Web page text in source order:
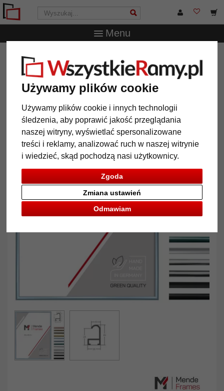
Używamy plików cookie
Używamy plików cookie i innych technologii
śledzenia, aby poprawić jakość przeglądania
naszej witryny, wyświetlać spersonalizowane
treści i reklamy, analizować ruch w naszej witrynie
i wiedzieć, skąd pochodzą nasi użytkownicy.
Zgoda
Odmawiam
Zmiana ustawień
Menu
WszystkieRamy.pl
aluminiowa Arun
Rama aluminiowa Arun